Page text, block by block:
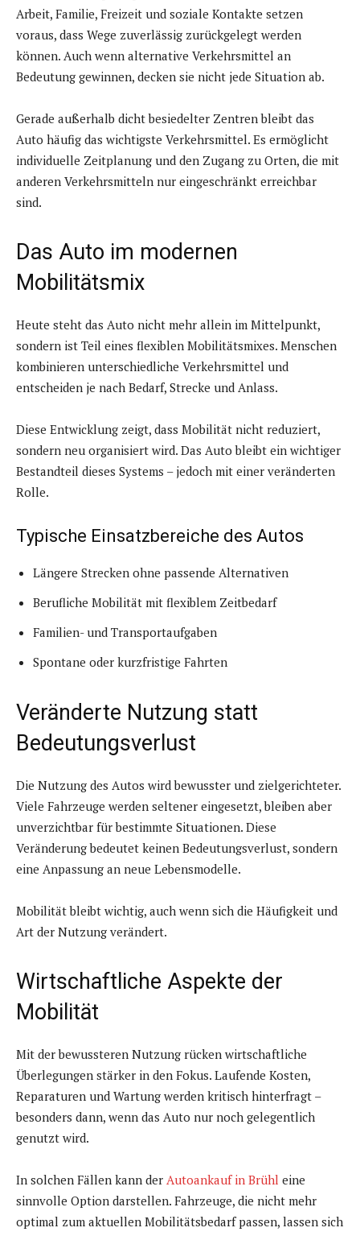
Arbeit, Familie, Freizeit und soziale Kontakte setzen
voraus, dass Wege zuverlässig zurückgelegt werden
können. Auch wenn alternative Verkehrsmittel an
Bedeutung gewinnen, decken sie nicht jede Situation ab.
Gerade außerhalb dicht besiedelter Zentren bleibt das
Auto häufig das wichtigste Verkehrsmittel. Es ermöglicht
individuelle Zeitplanung und den Zugang zu Orten, die mit
anderen Verkehrsmitteln nur eingeschränkt erreichbar
sind.
Das Auto im modernen
Mobilitätsmix
Heute steht das Auto nicht mehr allein im Mittelpunkt,
sondern ist Teil eines flexiblen Mobilitätsmixes. Menschen
kombinieren unterschiedliche Verkehrsmittel und
entscheiden je nach Bedarf, Strecke und Anlass.
Diese Entwicklung zeigt, dass Mobilität nicht reduziert,
sondern neu organisiert wird. Das Auto bleibt ein wichtiger
Bestandteil dieses Systems – jedoch mit einer veränderten
Rolle.
Typische Einsatzbereiche des Autos
Längere Strecken ohne passende Alternativen
Berufliche Mobilität mit flexiblem Zeitbedarf
Familien- und Transportaufgaben
Spontane oder kurzfristige Fahrten
Veränderte Nutzung statt
Bedeutungsverlust
Die Nutzung des Autos wird bewusster und zielgerichteter.
Viele Fahrzeuge werden seltener eingesetzt, bleiben aber
unverzichtbar für bestimmte Situationen. Diese
Veränderung bedeutet keinen Bedeutungsverlust, sondern
eine Anpassung an neue Lebensmodelle.
Mobilität bleibt wichtig, auch wenn sich die Häufigkeit und
Art der Nutzung verändert.
Wirtschaftliche Aspekte der
Mobilität
Mit der bewussteren Nutzung rücken wirtschaftliche
Überlegungen stärker in den Fokus. Laufende Kosten,
Reparaturen und Wartung werden kritisch hinterfragt –
besonders dann, wenn das Auto nur noch gelegentlich
genutzt wird.
In solchen Fällen kann der Autoankauf in Brühl eine
sinnvolle Option darstellen. Fahrzeuge, die nicht mehr
optimal zum aktuellen Mobilitätsbedarf passen, lassen sich